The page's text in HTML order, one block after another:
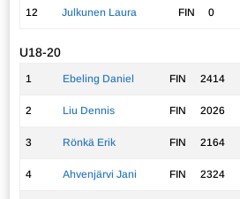
12 Julkunen Laura FIN 0
U18-20
1 Ebeling Daniel FIN 2414
2 Liu Dennis FIN 2026
3 Rönkä Erik FIN 2164
4 Ahvenjärvi Jani FIN 2324